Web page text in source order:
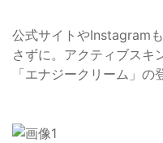
公式サイトやInstagram
さずに。アクティブスキ
「エナジークリーム」の